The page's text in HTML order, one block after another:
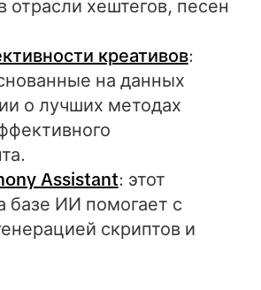
отрасли хештегов, песен
креативов:
на данных
о лучших методах
Assistant: этот
базе ИИ помогает с
скриптов и